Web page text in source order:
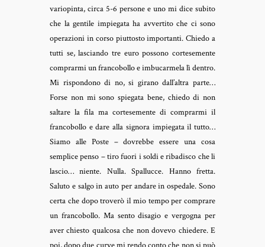
variopinta, circa 5-6 persone e uno mi dice subito
che la gentile impiegata ha avvertito che ci sono
operazioni in corso piuttosto importanti. Chiedo a
tutti se, lasciando tre euro possono cortesemente
comprarmi un francobollo e imbucarmela lì dentro.
Mi rispondono di no, si girano dall’altra parte…
Forse non mi sono spiegata bene, chiedo di non
saltare la fila ma cortesemente di comprarmi il
francobollo e dare alla signora impiegata il tutto…
Siamo alle Poste – dovrebbe essere una cosa
semplice penso – tiro fuori i soldi e ribadisco che li
lascio… niente. Nulla. Spallucce. Hanno fretta.
Saluto e salgo in auto per andare in ospedale. Sono
certa che dopo troverò il mio tempo per comprare
un francobollo. Ma sento disagio e vergogna per
aver chiesto qualcosa che non dovevo chiedere. E